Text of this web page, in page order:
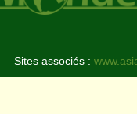
Sites associés :